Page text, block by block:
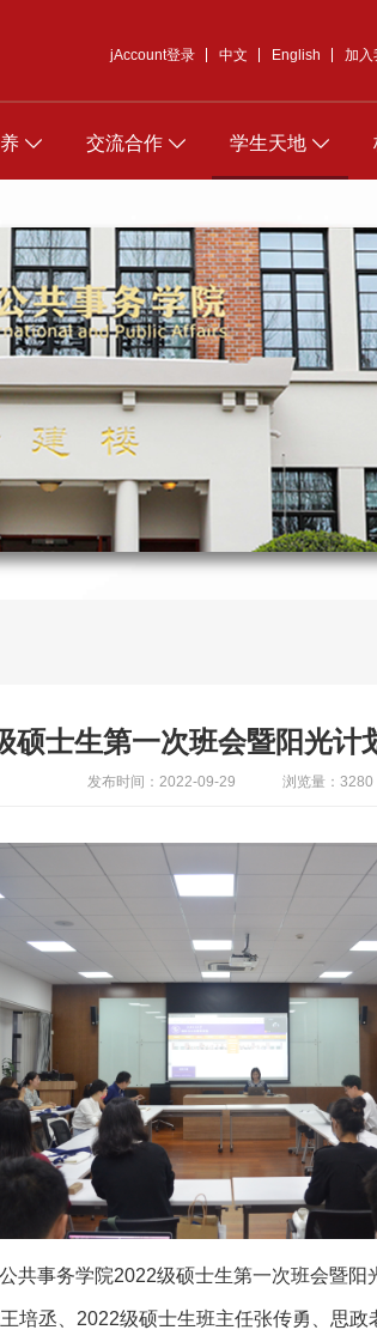
jAccount登录 中文 English 加入
交流合作 学生天地
硕士生第一次班会暨阳光计
发布时间：2022-09-29 浏览量：3280
共事务学院2022级硕士生第一次班会暨
培丞、2022级硕士生班主任张传勇、思